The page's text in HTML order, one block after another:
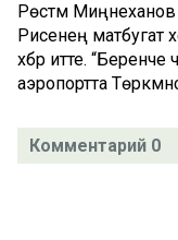
Рөстәм
Рәисенең матбугат
хәбәр итте.
аэропортта
Комментарий 0